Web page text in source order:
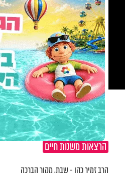
הרצאות משנות חיים
הרב זמיר כהן - שבת, מקור הברכה